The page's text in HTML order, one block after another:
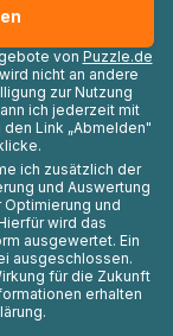
von Puzzle.de
nicht an andere
zur Nutzung
ich jederzeit mit
Link „Abmelden"
ich zusätzlich der
und Auswertung
und
wird das
ausgewertet. Ein
ausgeschlossen.
für die Zukunft
erhalten